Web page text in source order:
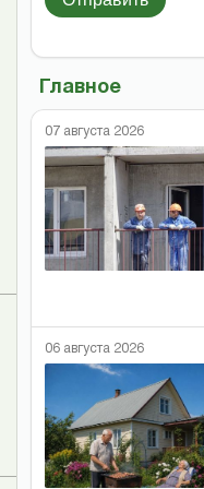
Главное
07 августа 2026
06 августа 2026